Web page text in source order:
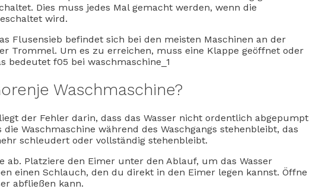
Dies muss jedes Mal gemacht werden, wenn die
wird.
Flusensieb befindet sich bei den meisten Maschinen an der
Trommel. Um es zu erreichen, muss eine Klappe geöffnet oder
Waschmaschine?
der Fehler darin, dass das Wasser nicht ordentlich abgepumpt
Waschmaschine während des Waschgangs stehenbleibt, das
schleudert oder vollständig stehenbleibt.
ab. Platziere den Eimer unter den Ablauf, um das Wasser
einen Schlauch, den du direkt in den Eimer legen kannst. Öffne
abfließen kann.